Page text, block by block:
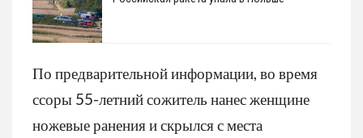
По предварительной информации, во время
ссоры 55-летний сожитель нанес женщине
ножевые ранения и скрылся с места